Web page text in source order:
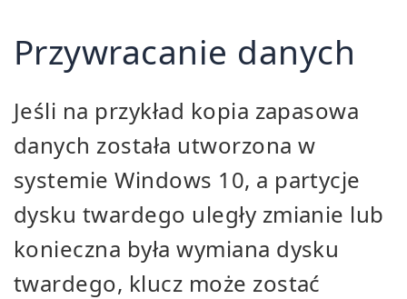
Przywracanie danych
Jeśli na przykład kopia zapasowa
danych została utworzona w
systemie Windows 10, a partycje
dysku twardego uległy zmianie lub
konieczna była wymiana dysku
twardego, klucz może zostać